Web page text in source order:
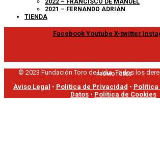
2022 – FRANCISCO DE MANUEL
2021 – FERNANDO ADRIÁN
TIENDA
Facebook Youtube X-twitter
PROMOTORES
© 2023 Fundación Toro de Lidia. Todos los
Aviso Legal • Política de Privacidad • Política
Datos • Política de Cookies